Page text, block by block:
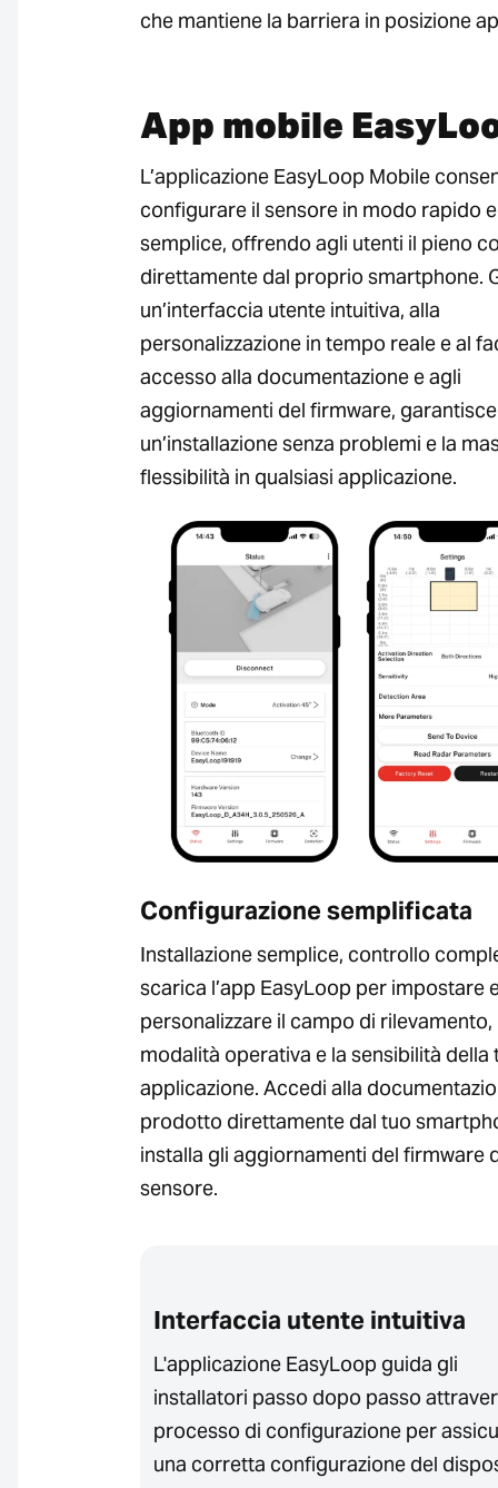
che mantiene la barriera in posizione
App mobile
L’applicazione EasyLoop Mobile
configurare il sensore in modo rapido e
semplice, offrendo agli utenti il pieno
direttamente dal proprio smartphone.
un’interfaccia utente intuitiva, alla
personalizzazione in tempo reale e al
accesso alla documentazione e agli
aggiornamenti del firmware, garantisce
un’installazione senza problemi e la
flessibilità in qualsiasi applicazione.
Configurazione semplificata
Installazione semplice, controllo
scarica l’app EasyLoop per impostare
personalizzare il campo di rilevamento,
modalità operativa e la sensibilità della
applicazione. Accedi alla
prodotto direttamente dal tuo
installa gli aggiornamenti del firmware
sensore.
Interfaccia utente intuitiva
L'applicazione EasyLoop guida gli
installatori passo dopo passo
processo di configurazione per
una corretta configurazione del